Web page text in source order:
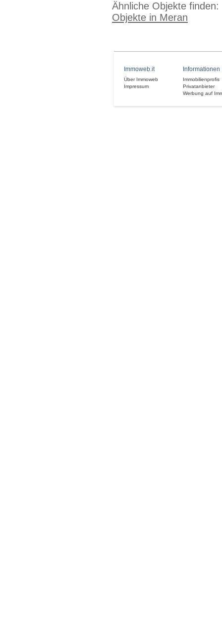
Ähnliche Objekte finden:
Objekte in Meran
Immoweb.it
Über Immoweb
Impressum
Informationen
Immobilienprofis
Privatanbieter
Werbung auf